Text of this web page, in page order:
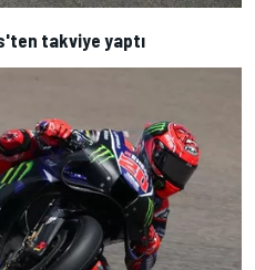
takviye yaptı